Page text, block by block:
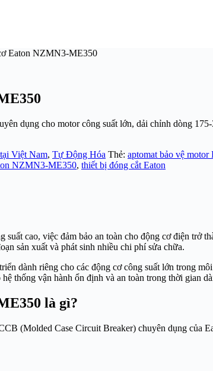
Eaton NZMN3-ME350
dụng cho motor công suất lớn, dải chỉnh dòng
Việt Nam, Tự Động Hóa Thẻ: aptomat bảo vệ motor
NZMN3-ME350, thiết bị đóng cắt Eaton
cao, việc đảm bảo an toàn cho động cơ điện trở
sản xuất và phát sinh nhiều chi phí sửa chữa.
dành riêng cho các động cơ công suất lớn trong
thống vận hành ổn định và an toàn trong thời gian
là gì?
(Molded Case Circuit Breaker) chuyên dụng của